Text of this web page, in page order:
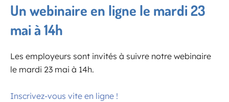
Un webinaire en ligne le mardi 23
mai à 14h
Les employeurs sont invités à suivre notre webinaire
le mardi 23 mai à 14h.
Inscrivez-vous vite en ligne !